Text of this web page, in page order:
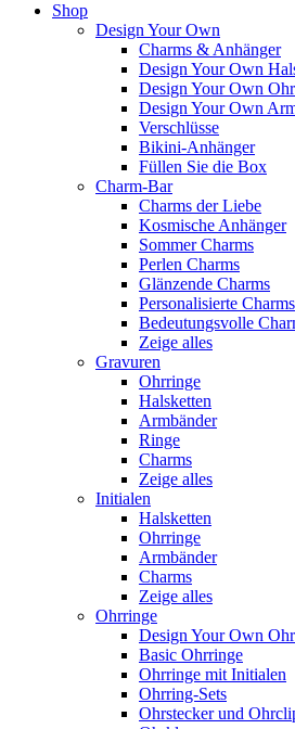
Shop
Design Your Own
Charms & Anhänger
Design Your Own
Design Your Own
Design Your Own
Verschlüsse
Bikini-Anhänger
Füllen Sie die Box
Charm-Bar
Charms der Liebe
Kosmische Anhänger
Sommer Charms
Perlen Charms
Glänzende Charms
Personalisierte Charms
Bedeutungsvolle
Zeige alles
Gravuren
Ohrringe
Halsketten
Armbänder
Ringe
Charms
Zeige alles
Initialen
Halsketten
Ohrringe
Armbänder
Charms
Zeige alles
Ohrringe
Design Your Own
Basic Ohrringe
Ohrringe mit Initialen
Ohrring-Sets
Ohrstecker und